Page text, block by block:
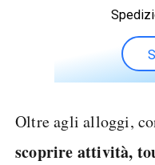
Oltre agli alloggi,
scoprire attività,